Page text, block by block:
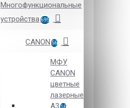
Многофункциональные
устройства695
CANON 56
МФУ
CANON
цветные
лазерные
А3